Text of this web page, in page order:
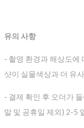
유의 사항
- 촬영 환경과 해상도에
샷이 실물색상과 더 유
- 결제 확인 후 오더가
말 및 공휴일 제외) 2-5